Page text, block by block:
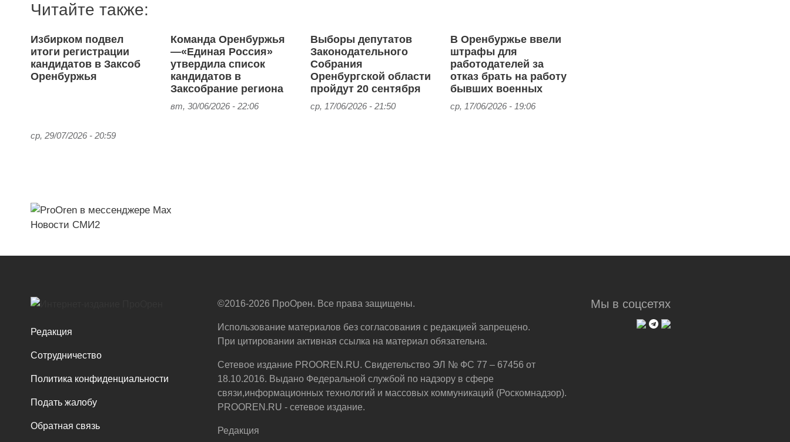
Читайте также:
Избирком подвел
итоги регистрации
кандидатов в Заксоб
Оренбуржья
ср, 29/07/2026 - 20:59
Команда Оренбуржья
—«Единая Россия»
утвердила список
кандидатов в
Заксобрание региона
вт, 30/06/2026 - 22:06
Выборы депутатов
Законодательного
Собрания
Оренбургской области
пройдут 20 сентября
ср, 17/06/2026 - 21:50
В Оренбуржье ввели
штрафы для
работодателей за
отказ брать на работу
бывших военных
ср, 17/06/2026 - 19:06
Новости СМИ2
Редакция
Сотрудничество
Политика конфиденциальности
Подать жалобу
Обратная связь
Мы в соцсетях
©2016-2026 ПроОрен. Все права защищены.
Использование материалов без согласования с редакцией запрещено.
При цитировании активная ссылка на материал обязательна.
Сетевое издание PROOREN.RU. Свидетельство ЭЛ № ФС 77 – 67456 от
18.10.2016. Выдано Федеральной службой по надзору в сфере
связи,информационных технологий и массовых коммуникаций (Роскомнадзор).
PROOREN.RU - сетевое издание.
Редакция